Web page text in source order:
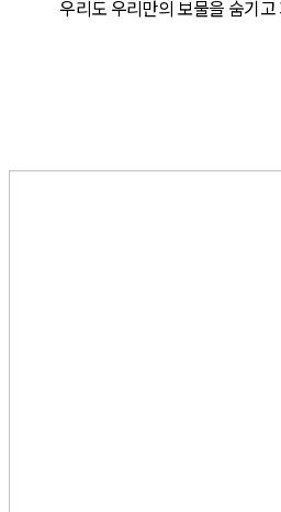
우리도 우리만의 보물을 숨기